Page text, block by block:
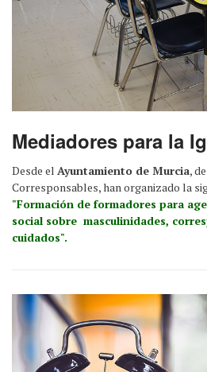
Mediadores para la
Desde el Ayuntamiento de Murcia,
Corresponsables, han organizado la
"Formación de formadores para
social sobre masculinidades,
cuidados".